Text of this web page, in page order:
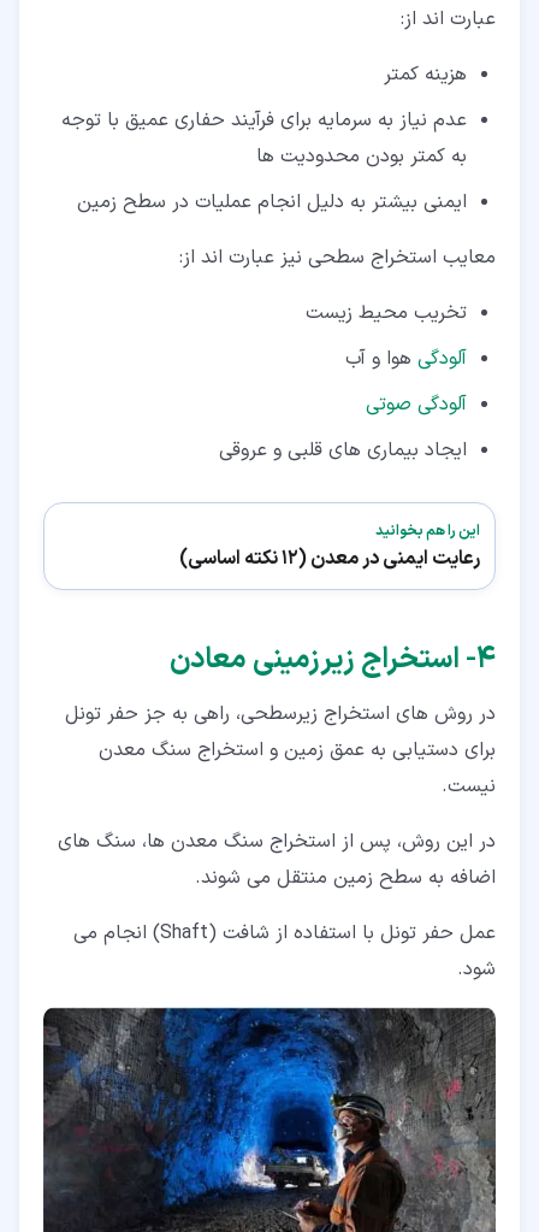
عبارت اند از:
هزینه کمتر
عدم نیاز به سرمایه برای فرآیند حفاری عمیق با توجه
به کمتر بودن محدودیت ها
ایمنی بیشتر به دلیل انجام عملیات در سطح زمین
معایب استخراج سطحی نیز عبارت اند از:
تخریب محیط زیست
آلودگی هوا و آب
آلودگی صوتی
ایجاد بیماری های قلبی و عروقی
این را هم بخوانید
رعایت ایمنی در معدن (12 نکته اساسی)
۴‏- استخراج زیرزمینی معادن
در روش های استخراج زیرسطحی، راهی به جز حفر تونل
برای دستیابی به عمق زمین و استخراج سنگ معدن
نیست.
در این روش، پس از استخراج سنگ معدن ها، سنگ های
اضافه به سطح زمین منتقل می شوند.
عمل حفر تونل با استفاده از شافت (Shaft) انجام می
شود.